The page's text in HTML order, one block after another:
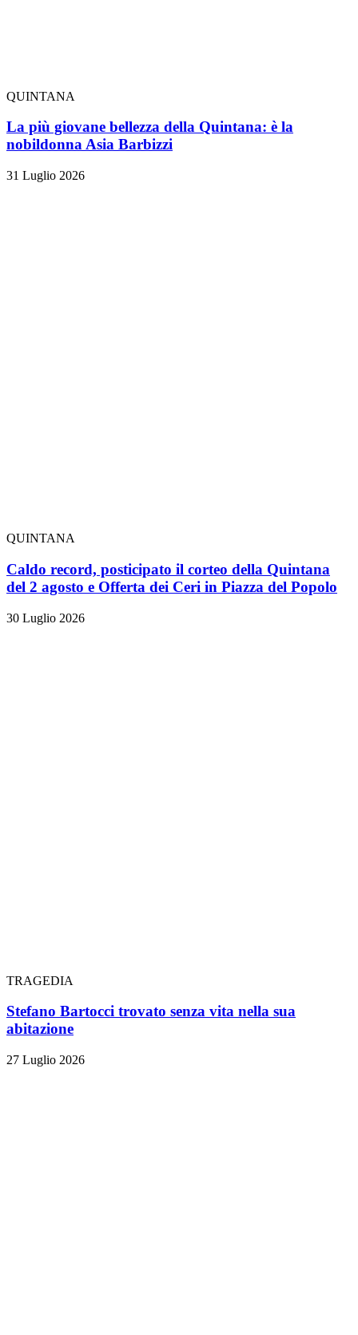
QUINTANA
La più giovane bellezza della Quintana: è la
nobildonna Asia Barbizzi
31 Luglio 2026
QUINTANA
Caldo record, posticipato il corteo della Quintana
del 2 agosto e Offerta dei Ceri in Piazza del Popolo
30 Luglio 2026
TRAGEDIA
Stefano Bartocci trovato senza vita nella sua
abitazione
27 Luglio 2026